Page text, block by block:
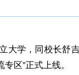
大学，同校长舒
区”正式上线。